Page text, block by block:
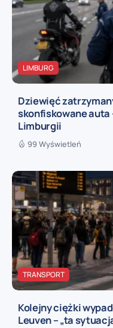
LIMBURG
Dziewięć
skonfiskowane
Limburgii
99 Wyświetleń
TRANSPORT
Kolejny ciężki
Leuven – „ta